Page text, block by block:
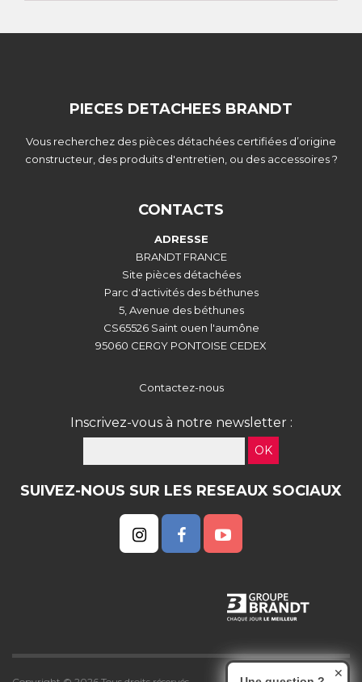
PIECES DETACHEES BRANDT
Vous recherchez des pièces détachées certifiées d’origine
constructeur, des produits d'entretien, ou des accessoires ?
CONTACTS
ADRESSE
BRANDT FRANCE
Site pièces détachées
Parc d'activités des béthunes
5, Avenue des béthunes
CS65526 Saint ouen l'aumône
95060 CERGY PONTOISE CEDEX
Contactez-nous
Inscrivez-vous à notre newsletter :
OK
SUIVEZ-NOUS SUR LES RESEAUX SOCIAUX
✕